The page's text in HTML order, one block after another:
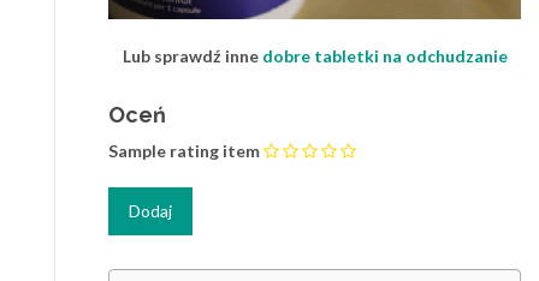
Lub sprawdź inne dobre tabletki na odchudzanie
Oceń
Sample rating item